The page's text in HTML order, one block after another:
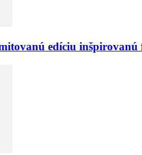
edíciu inšpirovanú